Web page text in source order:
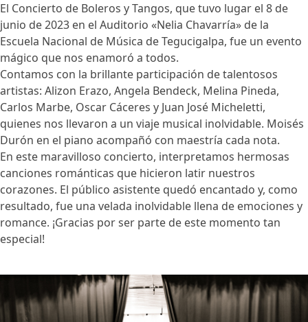
El Concierto de Boleros y Tangos, que tuvo lugar el 8 de
junio de 2023 en el Auditorio «Nelia Chavarría» de la
Escuela Nacional de Música de Tegucigalpa, fue un evento
mágico que nos enamoró a todos.
Contamos con la brillante participación de talentosos
artistas: Alizon Erazo, Angela Bendeck, Melina Pineda,
Carlos Marbe, Oscar Cáceres y Juan José Micheletti,
quienes nos llevaron a un viaje musical inolvidable. Moisés
Durón en el piano acompañó con maestría cada nota.
En este maravilloso concierto, interpretamos hermosas
canciones románticas que hicieron latir nuestros
corazones. El público asistente quedó encantado y, como
resultado, fue una velada inolvidable llena de emociones y
romance. ¡Gracias por ser parte de este momento tan
especial!